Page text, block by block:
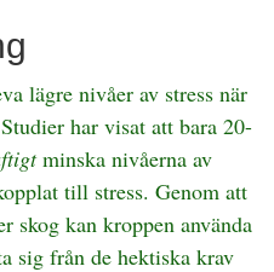
lägre nivåer av stress när
har visat att bara 20-
minska nivåerna av
till stress. Genom att
skog kan kroppen använda
sig från de hektiska krav